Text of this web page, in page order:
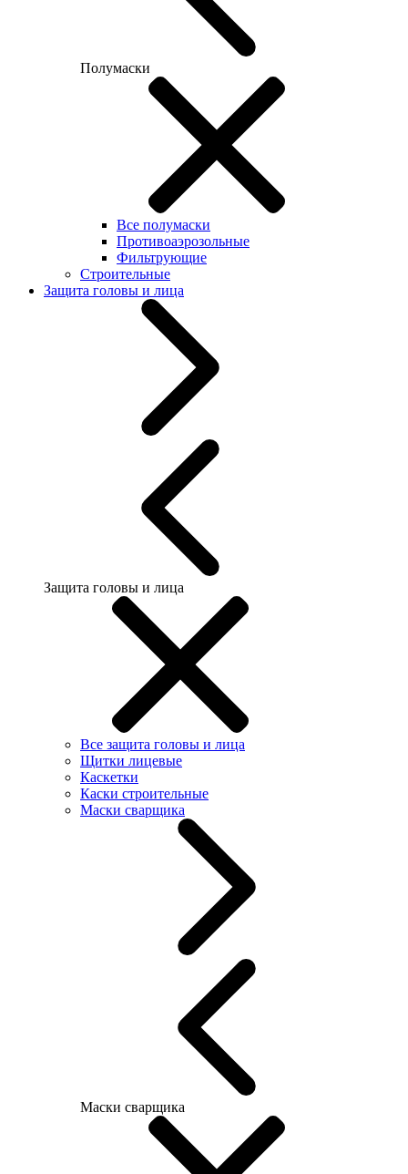
Полумаски
Все полумаски
Противоаэрозольные
Фильтрующие
Строительные
Защита головы и лица
Защита головы и лица
Все защита головы и лица
Щитки лицевые
Каскетки
Каски строительные
Маски сварщика
Маски сварщика